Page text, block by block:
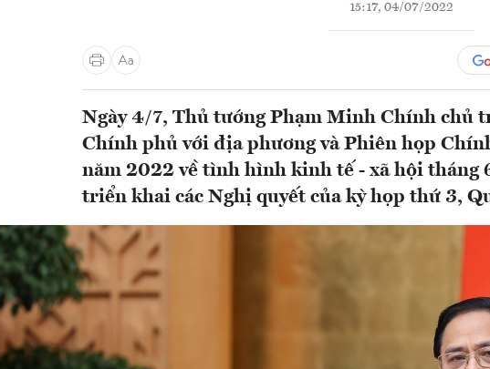
15:17, 04/07/2022
Ngày 4/7, Thủ tướng Phạm Minh Chính chủ
Chính phủ với địa phương và Phiên họp
năm 2022 về tình hình kinh tế - xã hội tháng
triển khai các Nghị quyết của kỳ họp thứ 3,